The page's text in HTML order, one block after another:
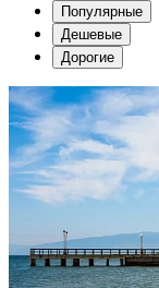
Популярные
Дешевые
Дорогие